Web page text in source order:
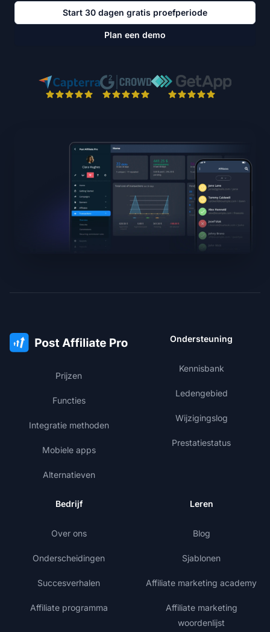
Start 30 dagen gratis proefperiode
Plan een demo
Prijzen
Functies
Integratie methoden
Mobiele apps
Alternatieven
Ondersteuning
Kennisbank
Ledengebied
Wijzigingslog
Prestatiestatus
Bedrijf
Over ons
Onderscheidingen
Succesverhalen
Affiliate programma
Leren
Blog
Sjablonen
Affiliate marketing academy
Affiliate marketing
woordenlijst